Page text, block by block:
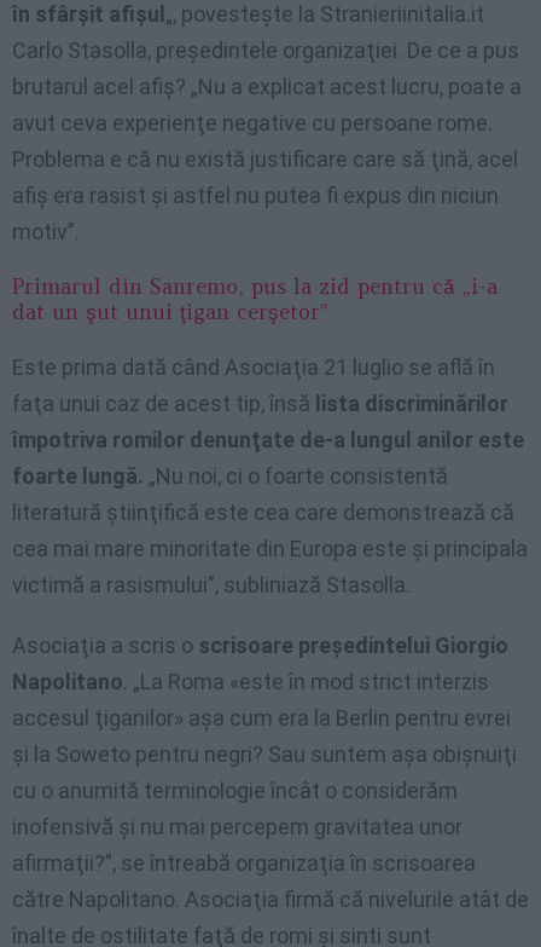
în sfârşit afişul „, povesteşte la Stranieriinitalia.it
Carlo Stasolla, preşedintele organizaţiei. De ce a pus
brutarul acel afiş? „Nu a explicat acest lucru, poate a
avut ceva experienţe negative cu persoane rome.
Problema e că nu există justificare care să ţină, acel
afiş era rasist şi astfel nu putea fi expus din niciun
motiv”.
Primarul din Sanremo, pus la zid pentru că „i-a
dat un şut unui ţigan cerşetor”
Este prima dată când Asociaţia 21 luglio se află în
faţa unui caz de acest tip, însă lista discriminărilor
împotriva romilor denunţate de-a lungul anilor este
foarte lungă. „Nu noi, ci o foarte consistentă
literatură ştiinţifică este cea care demonstrează că
cea mai mare minoritate din Europa este şi principala
victimă a rasismului”, subliniază Stasolla.
Asociaţia a scris o scrisoare preşedintelui Giorgio
Napolitano. „La Roma «este în mod strict interzis
accesul ţiganilor» aşa cum era la Berlin pentru evrei
şi la Soweto pentru negri? Sau suntem aşa obişnuiţi
cu o anumită terminologie încât o considerăm
inofensivă şi nu mai percepem gravitatea unor
afirmaţii?”, se întreabă organizaţia în scrisoarea
către Napolitano. Asociaţia firmă că nivelurile atât de
înalte de ostilitate faţă de romi şi sinti sunt